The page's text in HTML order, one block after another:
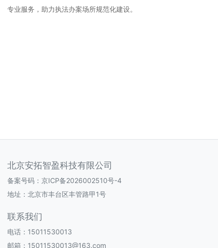
专业服务，助力执法办案场所规范化建设。
北京安拓智盈科技有限公司
备案号码： 京ICP备2026002510号-4
地址：北京市丰台区丰管路甲1号
联系我们
电话：15011530013
邮箱：15011530013@163.com